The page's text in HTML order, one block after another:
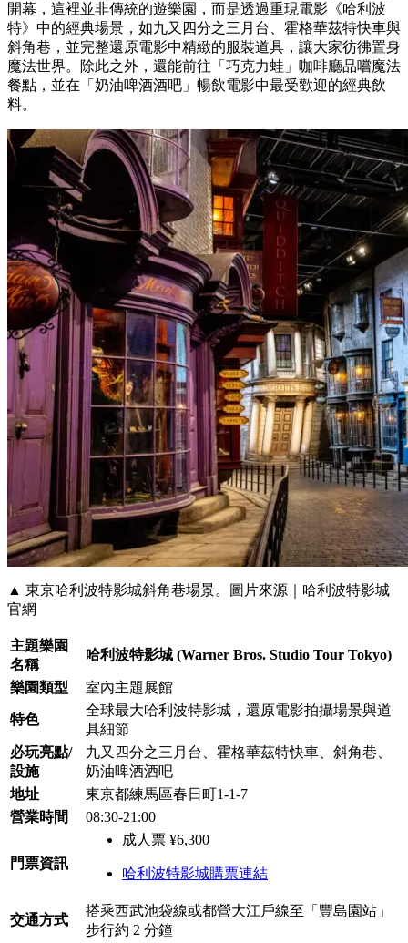
開幕，這裡並非傳統的遊樂園，而是透過重現電影《哈利波
特》中的經典場景，如九又四分之三月台、霍格華茲特快車與
斜角巷，並完整還原電影中精緻的服裝道具，讓大家彷彿置身
魔法世界。除此之外，還能前往「巧克力蛙」咖啡廳品嚐魔法
餐點，並在「奶油啤酒酒吧」暢飲電影中最受歡迎的經典飲
料。
▲ 東京哈利波特影城斜角巷場景。圖片來源｜哈利波特影城
官網
主題樂園
名稱
哈利波特影城 (Warner Bros. Studio Tour Tokyo)
樂園類型 室內主題展館
特色
全球最大哈利波特影城，還原電影拍攝場景與道
具細節
必玩亮點/
設施
九又四分之三月台、霍格華茲特快車、斜角巷、
奶油啤酒酒吧
地址
東京都練馬區春日町1-1-7
營業時間
08:30-21:00
門票資訊
成人票 ¥6,300
哈利波特影城購票連結
交通方式
搭乘西武池袋線或都營大江戶線至「豐島園站」
步行約 2 分鐘